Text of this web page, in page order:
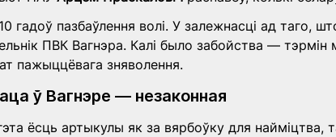
гадоў пазбаўлення волі. У залежнасці ад таго,
ПВК Вагнэра. Калі было забойства —
пажыццёвага зняволення.
ў Вагнэре — незаконная
ёсць артыкулы як за вярбоўку для найміцтва,